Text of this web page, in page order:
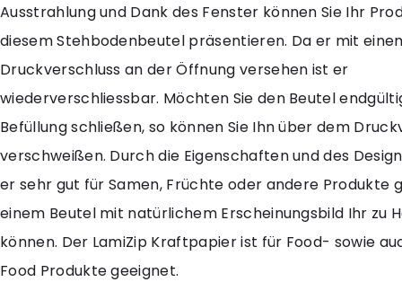
Ausstrahlung und Dank des Fenster können Sie Ihr
diesem Stehbodenbeutel präsentieren. Da er mit
Druckverschluss an der Öffnung versehen ist er
wiederverschliessbar. Möchten Sie den Beutel
Befüllung schließen, so können Sie Ihn über dem
verschweißen. Durch die Eigenschaften und des
er sehr gut für Samen, Früchte oder andere Produkte
einem Beutel mit natürlichem Erscheinungsbild Ihr zu
können. Der LamiZip Kraftpapier ist für Food- sowie
Food Produkte geeignet.